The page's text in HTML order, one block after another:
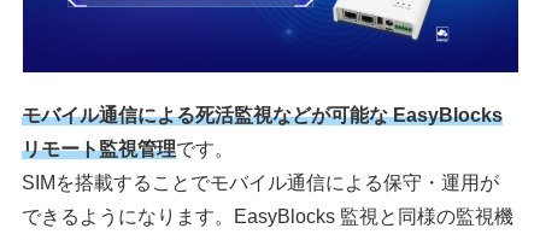
モバイル通信による死活監視などが可能な EasyBlocks
リモート監視管理です。
SIMを搭載することでモバイル通信による保守・運用が
できるようになります。EasyBlocks 監視と同様の監視機